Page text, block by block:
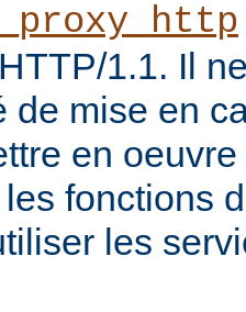
1.1. Il
de mise en
en
fonctions
les